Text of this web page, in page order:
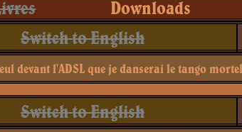
Downloads
Switch to English
devant l'ADSL que je danserai le tango
Switch to English